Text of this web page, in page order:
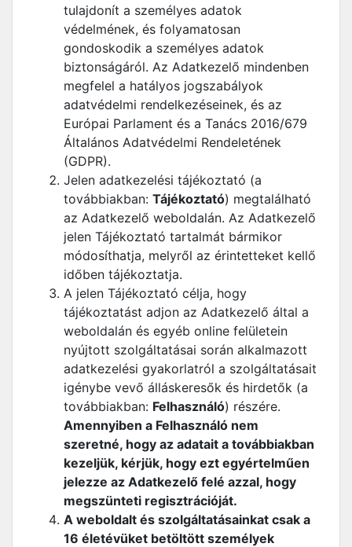
tulajdonít a személyes adatok
védelmének, és folyamatosan
gondoskodik a személyes adatok
biztonságáról. Az Adatkezelő mindenben
megfelel a hatályos jogszabályok
adatvédelmi rendelkezéseinek, és az
Európai Parlament és a Tanács 2016/679
Általános Adatvédelmi Rendeletének
(GDPR).
Jelen adatkezelési tájékoztató (a
továbbiakban: Tájékoztató) megtalálható
az Adatkezelő weboldalán. Az Adatkezelő
jelen Tájékoztató tartalmát bármikor
módosíthatja, melyről az érintetteket kellő
időben tájékoztatja.
A jelen Tájékoztató célja, hogy
tájékoztatást adjon az Adatkezelő által a
weboldalán és egyéb online felületein
nyújtott szolgáltatásai során alkalmazott
adatkezelési gyakorlatról a szolgáltatásait
igénybe vevő álláskeresők és hirdetők (a
továbbiakban: Felhasználó) részére.
Amennyiben a Felhasználó nem
szeretné, hogy az adatait a továbbiakban
kezeljük, kérjük, hogy ezt egyértelműen
jelezze az Adatkezelő felé azzal, hogy
megszünteti regisztrációját.
A weboldalt és szolgáltatásainkat csak a
16 életévüket betöltött személyek